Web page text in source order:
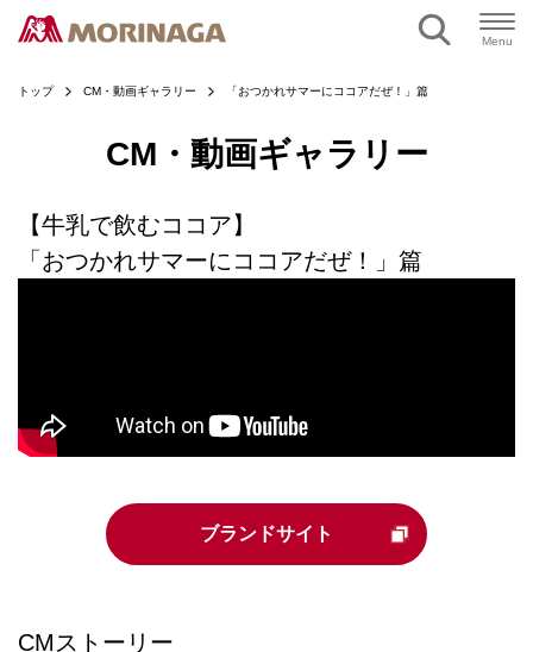
Menu
トップ CM・動画ギャラリー 「おつかれサマーにココアだぜ！」篇
CM・動画ギャラリー
【牛乳で飲むココア】
「おつかれサマーにココアだぜ！」篇
ブランドサイト
CMストーリー